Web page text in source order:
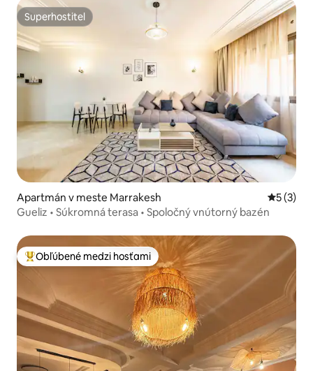
Superhostiteľ
Superhostiteľ
Apartmán v meste Marrakesh
5 (3)
Gueliz • Súkromná terasa • Spoločný vnútorný bazén
Najobľúbenejšie medzi hosťami
Obľúbené medzi hosťami